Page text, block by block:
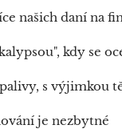
našich daní na
kdy se
s výjimkou
je nezbytné